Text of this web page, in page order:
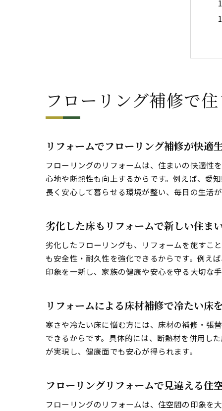
フローリング補修で
リフォームでフローリング補修が快適
フローリングのリフォームは、住まいの快適性
心地や断熱性も向上するからです。例えば、愛
長く安心して暮らせる環境が整い、毎日の生活
劣化した床もリフォームで新しい住ま
劣化したフローリングも、リフォームを施すこ
も安全性・耐久性を強化できるからです。例え
印象を一新し、家族の健康や安心を守る大切な
リフォームによる床材補修で冷たい床
寒さや冷たい床に悩む方には、床材の補修・張
できるからです。具体的には、断熱材を併用し
が実現し、健康面でも安心が得られます。
フローリングリフォームで見違える住
フローリングのリフォームは、住空間の印象を